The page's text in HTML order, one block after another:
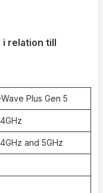
i relation till
Wave Plus Gen 5
and 5GHz